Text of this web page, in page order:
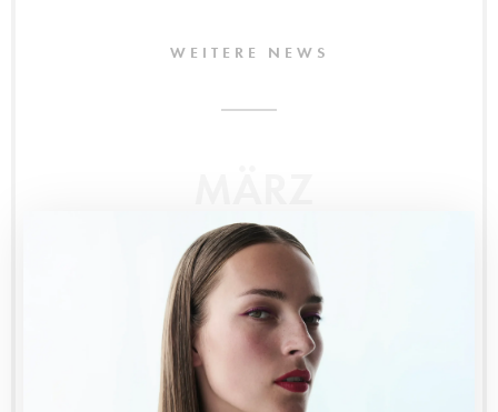
WEITERE NEWS